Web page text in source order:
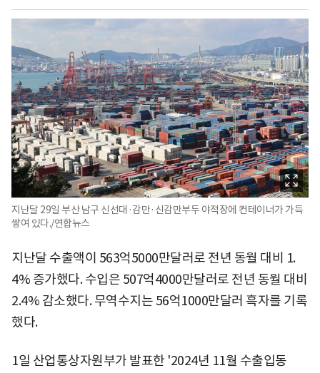
지난달 29일 부산 남구 신선대·감만·신감만부두 야적장에 컨테이너가 가득
쌓여 있다./연합뉴스
지난달 수출액이 563억5000만달러로 전년 동월 대비 1.
4% 증가했다. 수입은 507억4000만달러로 전년 동월 대비
2.4% 감소했다. 무역수지는 56억1000만달러 흑자를 기록
했다.
1일 산업통상자원부가 발표한 '2024년 11월 수출입동